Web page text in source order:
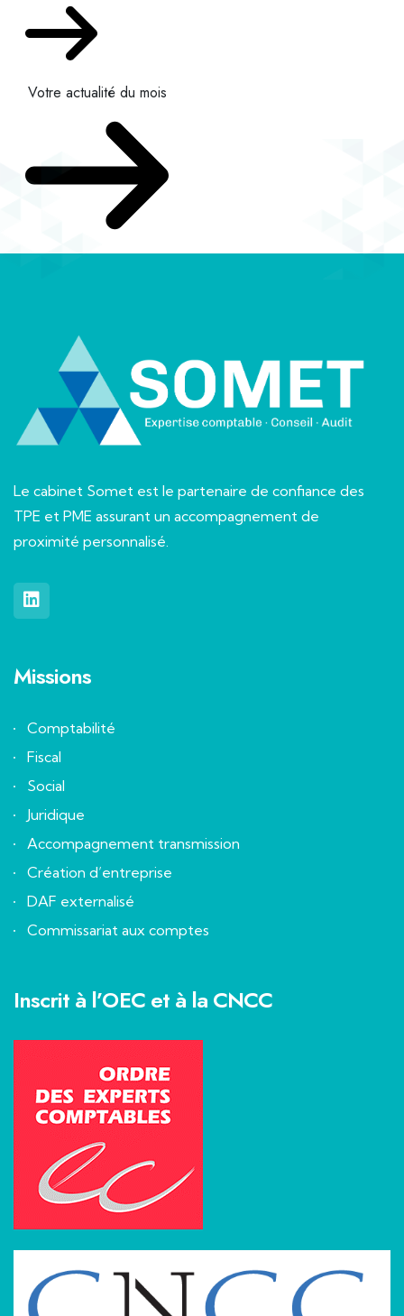
Votre actualité du mois
Le cabinet Somet est le partenaire de confiance des
TPE et PME assurant un accompagnement de
proximité personnalisé.
Missions
Comptabilité
Fiscal
Social
Juridique
Accompagnement transmission
Création d’entreprise
DAF externalisé
Commissariat aux comptes
Inscrit à l’OEC et à la CNCC